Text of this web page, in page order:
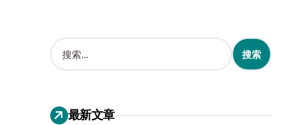
搜
索
：
最新文章